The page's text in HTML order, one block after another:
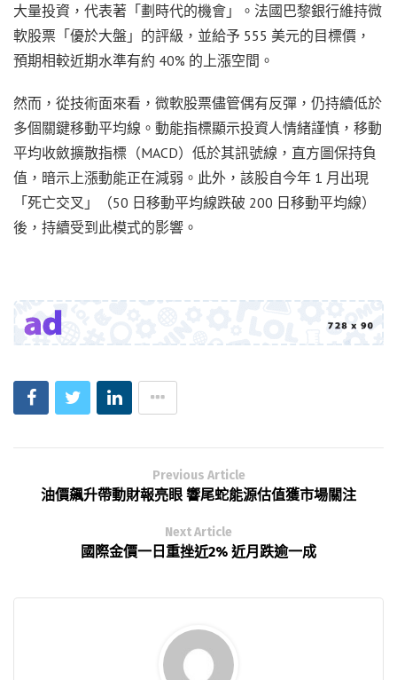
大量投資，代表著「劃時代的機會」。法國巴黎銀行維持微
軟股票「優於大盤」的評級，並給予 555 美元的目標價，
預期相較近期水準有約 40% 的上漲空間。
然而，從技術面來看，微軟股票儘管偶有反彈，仍持續低於
多個關鍵移動平均線。動能指標顯示投資人情緒謹慎，移動
平均收斂擴散指標（MACD）低於其訊號線，直方圖保持負
值，暗示上漲動能正在減弱。此外，該股自今年 1 月出現
「死亡交叉」（50 日移動平均線跌破 200 日移動平均線）
後，持續受到此模式的影響。
Previous Article
油價飆升帶動財報亮眼 響尾蛇能源估值獲市場關注
Next Article
國際金價一日重挫近2% 近月跌逾一成